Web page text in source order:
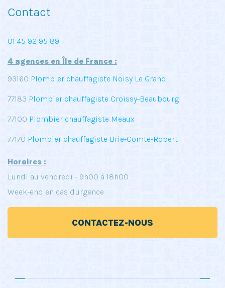
Contact
01 45 92 95 89
4 agences en Île de France :
93160 Plombier chauffagiste Noisy Le Grand
77183 Plombier chauffagiste Croissy-Beaubourg
77100 Plombier chauffagiste Meaux
77170 Plombier chauffagiste Brie-Comte-Robert
Horaires :
Lundi au vendredi - 9h00 à 18h00
Week-end en cas d'urgence
CONTACTEZ-NOUS